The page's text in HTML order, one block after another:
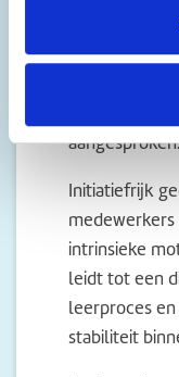
onze
laten zien.
Initiatiefrijk
intrinsieke
leidt tot een
leerproces
stabiliteit